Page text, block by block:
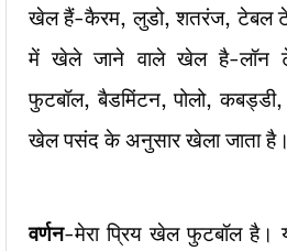
खेल हैं-कैरम, लुडो, शतरंज, टेबल
में खेले जाने वाले खेल है-लॉन
फुटबॉल, बैडमिंटन, पोलो,
खेल पसंद के अनुसार खेला जाता है।
वर्णन-मेरा प्रिय खेल फुटबॉल है।